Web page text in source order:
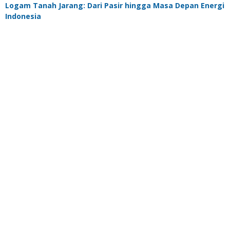
Logam Tanah Jarang: Dari Pasir hingga Masa Depan Energi
Indonesia